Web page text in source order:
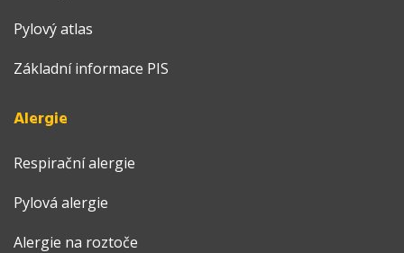
Pylový atlas
Základní informace PIS
Alergie
Respirační alergie
Pylová alergie
Alergie na roztoče